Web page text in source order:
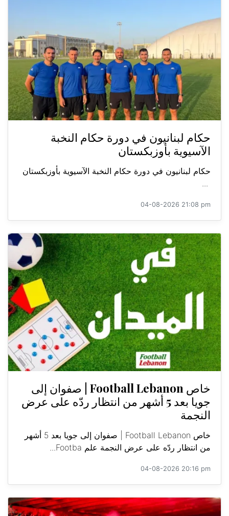
حكام لبنانيون في دورة حكام النخبة
الآسيوية بأوزبكستان
حكام لبنانيون في دورة حكام النخبة الآسيوية بأوزبكستان
...
04-08-2026 21:08 pm
خاص Football Lebanon | صفوان إلى
جويا بعد 5 أشهر من انتظار ردّه على عرض
النجمة
خاص Football Lebanon | صفوان إلى جويا بعد 5 أشهر
من انتظار ردّه على عرض النجمة علم Footba...
04-08-2026 20:16 pm